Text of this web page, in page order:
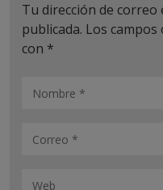
Tu dirección de
publicada. Los
con *